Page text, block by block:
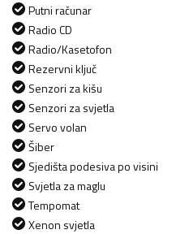
Putni računar
Radio CD
Radio/Kasetofon
Rezervni ključ
Senzori za kišu
Senzori za svjetla
Servo volan
Šiber
Sjedišta podesiva po visini
Svjetla za maglu
Tempomat
Xenon svjetla